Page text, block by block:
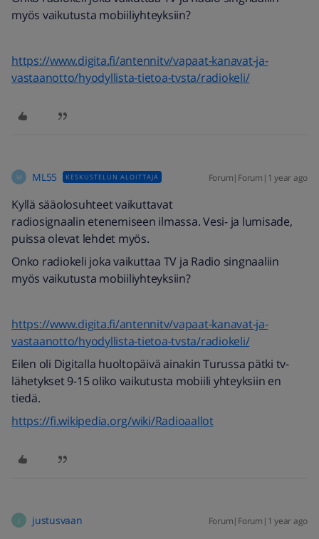
myös vaikutusta mobiiliyhteyksiin?
https://www.digita.fi/antennitv/vapaat-kanavat-ja-
vastaanotto/hyodyllista-tietoa-tvsta/radiokeli/
M ML55 KESKUSTELUN ALOITTAJA Forum|Forum|1 year ago
Kyllä sääolosuhteet vaikuttavat
radiosignaalin etenemiseen ilmassa. Vesi- ja lumisade,
puissa olevat lehdet myös.
Onko radiokeli joka vaikuttaa TV ja Radio singnaaliin
myös vaikutusta mobiiliyhteyksiin?
https://www.digita.fi/antennitv/vapaat-kanavat-ja-
vastaanotto/hyodyllista-tietoa-tvsta/radiokeli/
Eilen oli Digitalla huoltopäivä ainakin Turussa pätki tv-
lähetykset 9-15 oliko vaikutusta mobiili yhteyksiin en
tiedä.
https://fi.wikipedia.org/wiki/Radioaallot
justusvaan Forum|Forum|1 year ago